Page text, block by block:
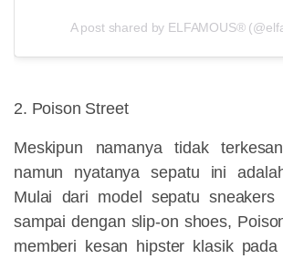
A post shared by ELFAMOUS®
2. Poison Street
Meskipun namanya tidak
namun nyatanya sepatu ini
Mulai dari model sepatu sneakers
sampai dengan slip-on shoes,
memberi kesan hipster klasik